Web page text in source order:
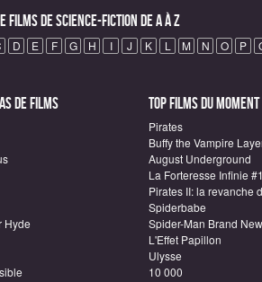
Films de science-fiction de A à Z
D E F G H I J K L M N O P
de Films
Hyde
Top Films du moment
Pirates
Buffy the Vampire
August Underground
La Forteresse Infinie #1
Pirates II: la revanche
Spiderbabe
Spider-Man Brand
L'Effet Papillon
Ulysse
10 000